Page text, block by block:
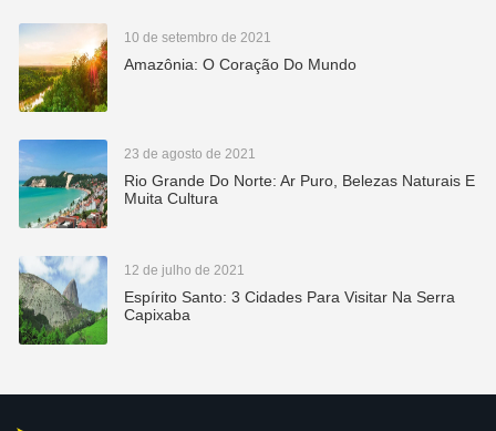
10 de setembro de 2021
Amazônia: O Coração Do Mundo
23 de agosto de 2021
Rio Grande Do Norte: Ar Puro, Belezas Naturais E
Muita Cultura
12 de julho de 2021
Espírito Santo: 3 Cidades Para Visitar Na Serra
Capixaba